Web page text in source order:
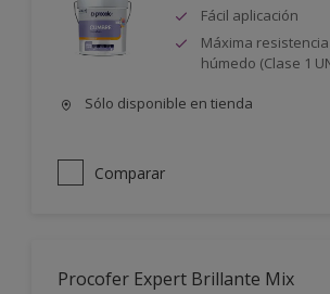
Fácil aplicación
Máxima
húmedo (Clase 1
Sólo disponible en tienda
Comparar
Procofer Expert Brillante Mix